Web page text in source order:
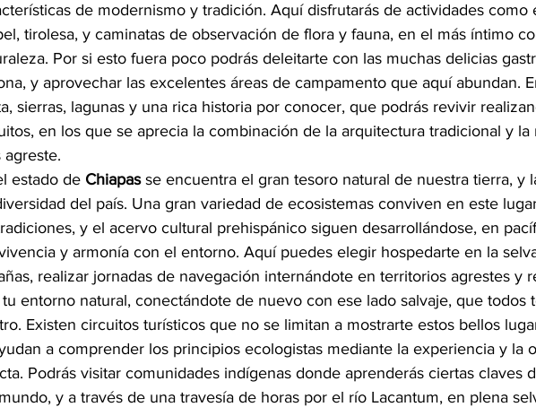
de modernismo y tradición. Aquí disfrutarás de actividades como
tirolesa, y caminatas de observación de flora y fauna, en el más íntimo
Por si esto fuera poco podrás deleitarte con las muchas delicias
y aprovechar las excelentes áreas de campamento que aquí abundan.
sierras, lagunas y una rica historia por conocer, que podrás revivir
en los que se aprecia la combinación de la arquitectura tradicional y la
agreste.
estado de Chiapas se encuentra el gran tesoro natural de nuestra tierra, y
del país. Una gran variedad de ecosistemas conviven en este
y el acervo cultural prehispánico siguen desarrollándose, en
y armonía con el entorno. Aquí puedes elegir hospedarte en la
realizar jornadas de navegación internándote en territorios agrestes y
entorno natural, conectándote de nuevo con ese lado salvaje, que todos
Existen circuitos turísticos que no se limitan a mostrarte estos bellos
a comprender los principios ecologistas mediante la experiencia y la
Podrás visitar comunidades indígenas donde aprenderás ciertas claves
y a través de una travesía de horas por el río Lacantum, en plena